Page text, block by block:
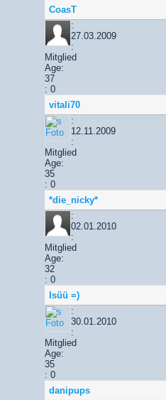
CoasT
:
27.03.2009
:
Mitglied
Age:
37
: 0
vitali70
:
12.11.2009
:
Mitglied
Age:
35
: 0
*die_nicky*
:
02.01.2010
:
Mitglied
Age:
32
: 0
Isüü =)
:
30.01.2010
:
Mitglied
Age:
35
: 0
danipups